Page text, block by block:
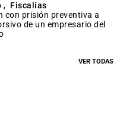
, Fiscalías
con prisión preventiva a
de un empresario del
VER TODAS